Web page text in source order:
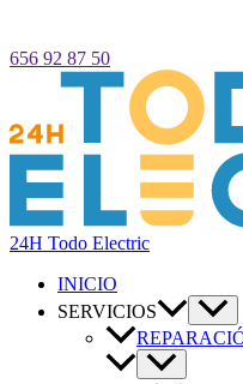
656 92 87 50
24H Todo Electric
INICIO
SERVICIOS